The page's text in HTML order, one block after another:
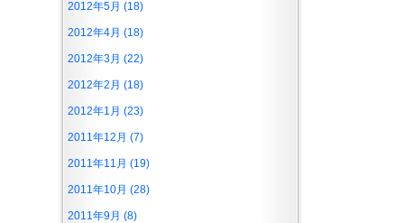
2012年5月 (18)
2012年4月 (18)
2012年3月 (22)
2012年2月 (18)
2012年1月 (23)
2011年12月 (7)
2011年11月 (19)
2011年10月 (28)
2011年9月 (8)